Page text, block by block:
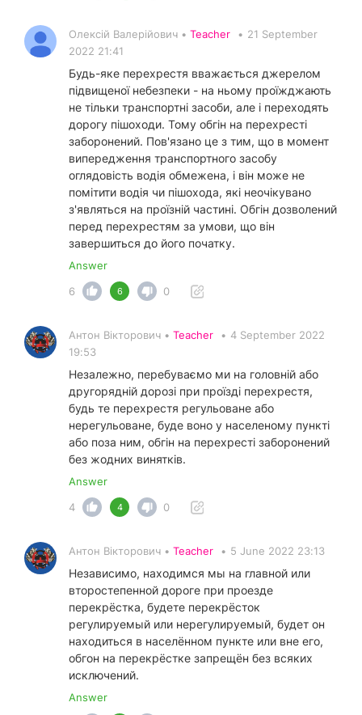
Олексій Валерійович • Teacher • 21 September
2022 21:41
Будь-яке перехрестя вважається джерелом
підвищеної небезпеки - на ньому проїжджають
не тільки транспортні засоби, але і переходять
дорогу пішоходи. Тому обгін на перехресті
заборонений. Пов'язано це з тим, що в момент
випередження транспортного засобу
оглядовість водія обмежена, і він може не
помітити водія чи пішохода, які неочікувано
з'являться на проїзній частині. Обгін дозволений
перед перехрестям за умови, що він
завершиться до його початку.
Answer
6
6 0
Антон Вікторович • Teacher • 4 September 2022
19:53
Незалежно, перебуваємо ми на головній або
другорядній дорозі при проїзді перехрестя,
будь те перехрестя регульоване або
нерегульоване, буде воно у населеному пункті
або поза ним, обгін на перехресті заборонений
без жодних винятків.
Answer
4
4 0
Антон Вікторович • Teacher • 5 June 2022 23:13
Независимо, находимся мы на главной или
второстепенной дороге при проезде
перекрёстка, будете перекрёсток
регулируемый или нерегулируемый, будет он
находиться в населённом пункте или вне его,
обгон на перекрёстке запрещён без всяких
исключений.
Answer